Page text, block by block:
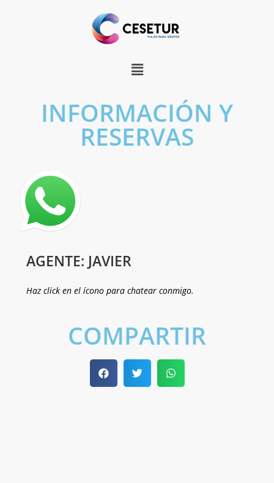
INFORMACIÓN Y
RESERVAS
AGENTE: JAVIER
Haz click en el ícono para chatear conmigo.
COMPARTIR